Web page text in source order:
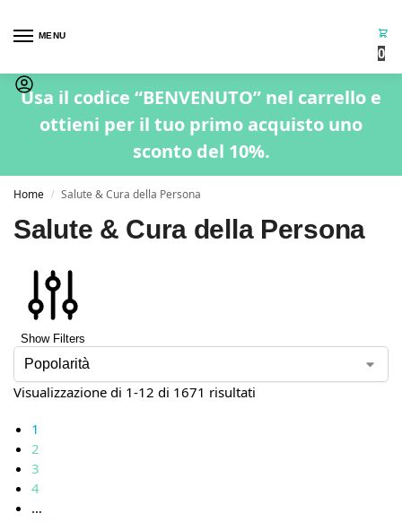
MENU
0
Usa il codice “BENVENUTO” nel carrello e
ottieni per il tuo primo acquisto uno
sconto del 10%.
Home / Salute & Cura della Persona
Salute & Cura della Persona
Show Filters
Visualizzazione di 1-12 di 1671 risultati
1
2
3
4
…